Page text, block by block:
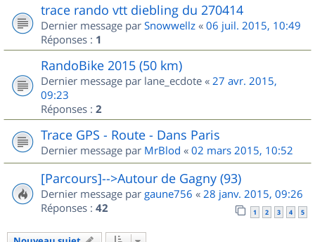
trace rando vtt diebling du 270414
Dernier message par Snowwellz « 06 juil. 2015, 10:49
Réponses : 1
RandoBike 2015 (50 km)
Dernier message par lane_ecdote « 27 avr. 2015,
09:23
Réponses : 2
Trace GPS - Route - Dans Paris
Dernier message par MrBlod « 02 mars 2015, 10:52
[Parcours]-->Autour de Gagny (93)
Dernier message par gaune756 « 28 janv. 2015, 09:26
Réponses : 42 1 2 3 4 5